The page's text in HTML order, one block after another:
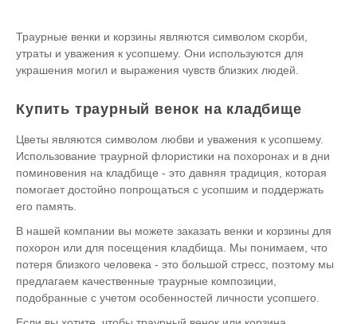
Траурные венки и корзины являются символом скорби,
утраты и уважения к усопшему. Они используются для
украшения могил и выражения чувств близких людей.
Купить траурный венок на кладбище
Цветы являются символом любви и уважения к усопшему.
Использование траурной флористики на похоронах и в дни
поминовения на кладбище - это давняя традиция, которая
помогает достойно попрощаться с усопшим и поддержать
его память.
В нашей компании вы можете заказать венки и корзины для
похорон или для посещения кладбища. Мы понимаем, что
потеря близкого человека - это большой стресс, поэтому мы
предлагаем качественные траурные композиции,
подобранные с учетом особенностей личности усопшего.